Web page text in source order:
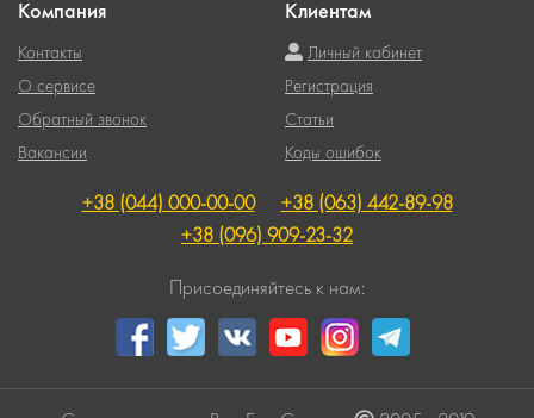
Компания
Контакты
О сервисе
Обратный звонок
Вакансии
Клиентам
Личный кабинет
Регистрация
Статьи
Коды ошибок
+38 (044) 000-00-00
+38 (063) 442-89-98
+38 (096) 909-23-32
Присоединяйтесь к нам: